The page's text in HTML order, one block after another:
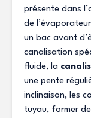
présente dans
de
un bac avant
canalisation
fluide, la
une pente
inclinaison, les
tuyau, former